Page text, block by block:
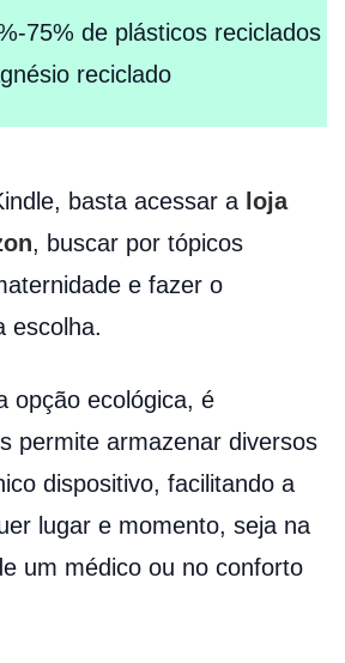
75% de plásticos reciclados
reciclado
basta acessar a loja
, buscar por tópicos
e fazer o
escolha.
opção ecológica, é
permite armazenar diversos
dispositivo, facilitando a
lugar e momento, seja na
um médico ou no conforto